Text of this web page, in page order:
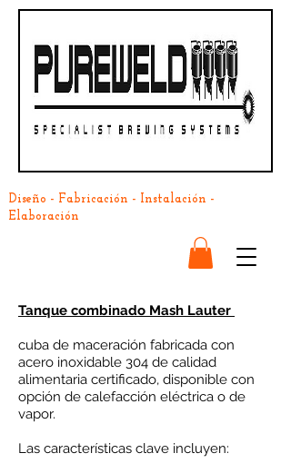
Diseño - Fabricación - Instalación -
Elaboración
Tanque combinado Mash Lauter
cuba de maceración fabricada con
acero inoxidable 304 de calidad
alimentaria certificado, disponible con
opción de calefacción eléctrica o de
vapor.
Las características clave incluyen: ​